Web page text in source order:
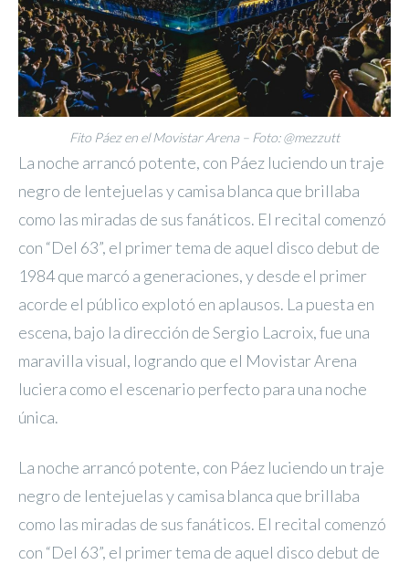
Fito Páez en el Movistar Arena – Foto: @mezzutt
La noche arrancó potente, con Páez luciendo un traje
negro de lentejuelas y camisa blanca que brillaba
como las miradas de sus fanáticos. El recital comenzó
con “Del 63”, el primer tema de aquel disco debut de
1984 que marcó a generaciones, y desde el primer
acorde el público explotó en aplausos. La puesta en
escena, bajo la dirección de Sergio Lacroix, fue una
maravilla visual, logrando que el Movistar Arena
luciera como el escenario perfecto para una noche
única.
La noche arrancó potente, con Páez luciendo un traje
negro de lentejuelas y camisa blanca que brillaba
como las miradas de sus fanáticos. El recital comenzó
con “Del 63”, el primer tema de aquel disco debut de